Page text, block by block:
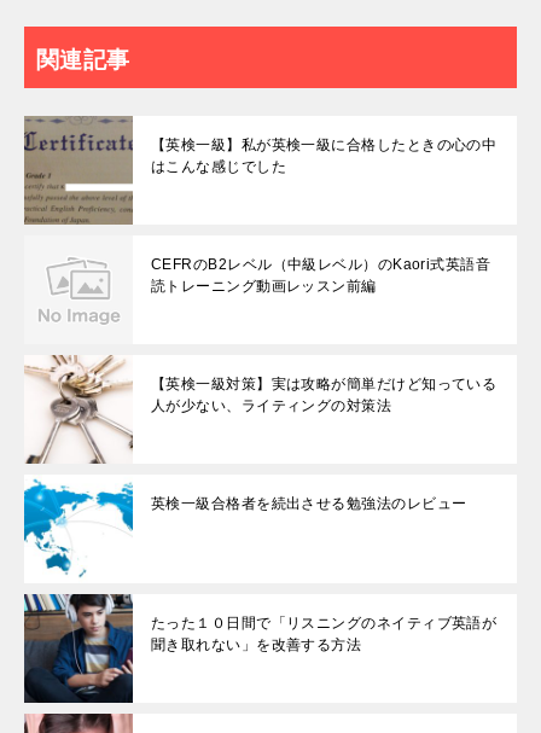
関連記事
【英検一級】私が英検一級に合格したときの心の中
はこんな感じでした
CEFRのB2レベル（中級レベル）のKaori式英語音
読トレーニング動画レッスン前編
【英検一級対策】実は攻略が簡単だけど知っている
人が少ない、ライティングの対策法
英検一級合格者を続出させる勉強法のレビュー
たった１０日間で「リスニングのネイティブ英語が
聞き取れない」を改善する方法